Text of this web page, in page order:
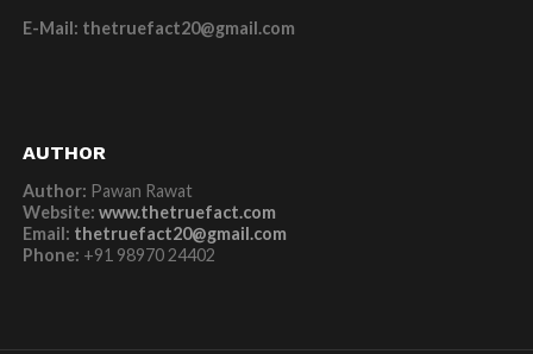
E-Mail: thetruefact20@gmail.com
AUTHOR
Author: Pawan Rawat
Website: www.thetruefact.com
Email: thetruefact20@gmail.com
Phone: +91 98970 24402